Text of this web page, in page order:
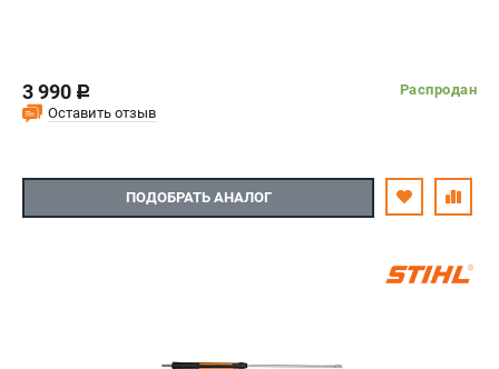
3 990 c
Распродан
Оставить отзыв
ПОДОБРАТЬ АНАЛОГ